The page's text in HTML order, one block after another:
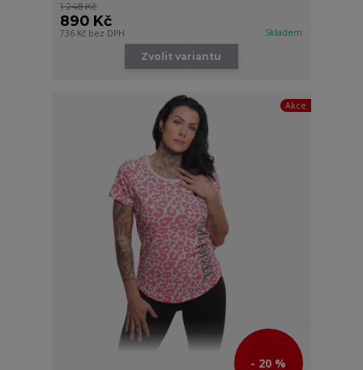
1 248 Kč
890 Kč
736 Kč bez DPH Skladem
Zvolit variantu
Akce
- 20 %